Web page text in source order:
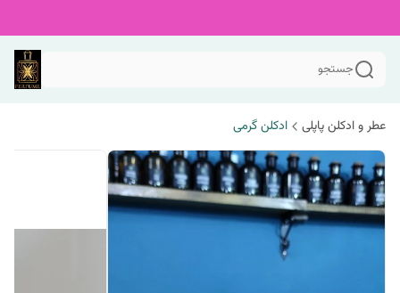
جستجو
عطر و ادکلن پاپلی ادکلن گرمی